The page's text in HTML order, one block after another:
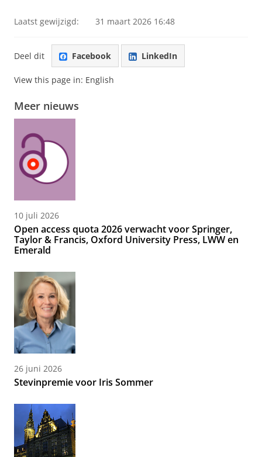
Laatst gewijzigd: 31 maart 2026 16:48
Deel dit Facebook LinkedIn
View this page in: English
Meer nieuws
10 juli 2026
Open access quota 2026 verwacht voor Springer,
Taylor & Francis, Oxford University Press, LWW en
Emerald
26 juni 2026
Stevinpremie voor Iris Sommer